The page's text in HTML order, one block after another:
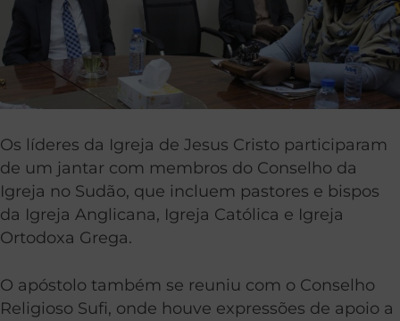
Os líderes da Igreja de Jesus Cristo participaram
de um jantar com membros do Conselho da
Igreja no Sudão, que incluem pastores e bispos
da Igreja Anglicana, Igreja Católica e Igreja
Ortodoxa Grega.
O apóstolo também se reuniu com o Conselho
Religioso Sufi, onde houve expressões de apoio a